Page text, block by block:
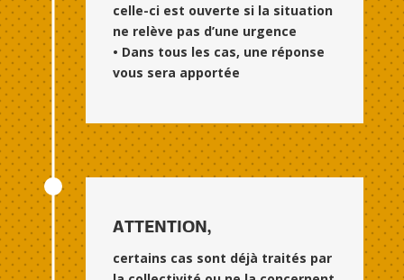
celle-ci est ouverte si la situation
ne relève pas d’une urgence
• Dans tous les cas, une réponse
vous sera apportée
ATTENTION,
certains cas sont déjà traités par